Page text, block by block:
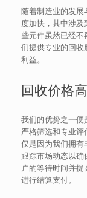
随着制造业的发
度加快，其中涉
些元件虽然已经
们提供专业的回
利益。
回收价格
我们的优势之一
严格筛选和专业
仅是因为我们拥
跟踪市场动态以
户的等待时间并
进行结算支付。